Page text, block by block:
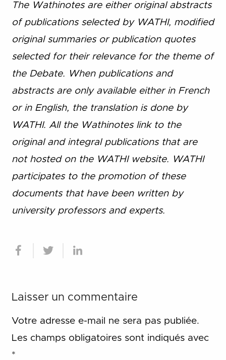
The Wathinotes are either original abstracts
of publications selected by WATHI, modified
original summaries or publication quotes
selected for their relevance for the theme of
the Debate. When publications and
abstracts are only available either in French
or in English, the translation is done by
WATHI. All the Wathinotes link to the
original and integral publications that are
not hosted on the WATHI website. WATHI
participates to the promotion of these
documents that have been written by
university professors and experts.
Laisser un commentaire
Votre adresse e-mail ne sera pas publiée.
Les champs obligatoires sont indiqués avec
*